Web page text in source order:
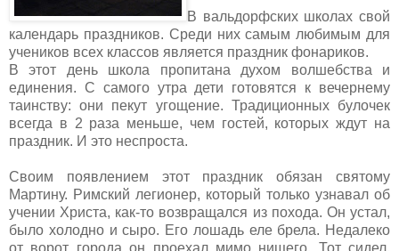
В вальдорфских школах свой
календарь праздников. Среди них самым любимым для
учеников всех классов является праздник фонариков.
В этот день школа пропитана духом волшебства и
единения. С самого утра дети готовятся к вечернему
таинству: они пекут угощение. Традиционных булочек
всегда в 2 раза меньше, чем гостей, которых ждут на
праздник. И это неспроста.
Своим появлением этот праздник обязан святому
Мартину. Римский легионер, который только узнавал об
учении Христа, как-то возвращался из похода. Он устал,
было холодно и сыро. Его лошадь еле брела. Недалеко
от ворот города он проехал мимо нищего. Тот сидел,